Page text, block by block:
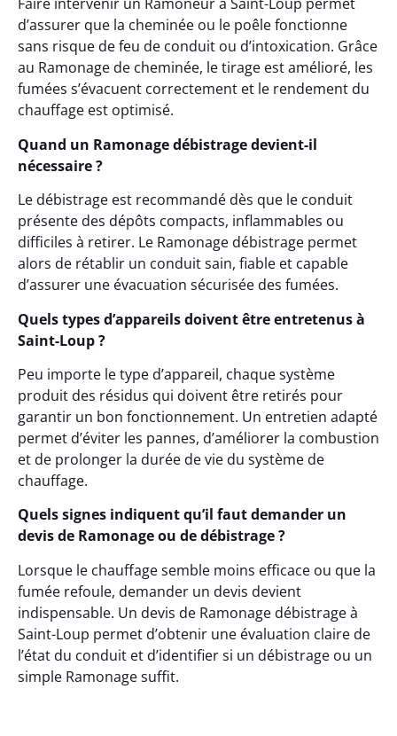
Faire intervenir un Ramoneur à Saint-Loup permet
d’assurer que la cheminée ou le poêle fonctionne
sans risque de feu de conduit ou d’intoxication. Grâce
au Ramonage de cheminée, le tirage est amélioré, les
fumées s’évacuent correctement et le rendement du
chauffage est optimisé.
Quand un Ramonage débistrage devient-il
nécessaire ?
Le débistrage est recommandé dès que le conduit
présente des dépôts compacts, inflammables ou
difficiles à retirer. Le Ramonage débistrage permet
alors de rétablir un conduit sain, fiable et capable
d’assurer une évacuation sécurisée des fumées.
Quels types d’appareils doivent être entretenus à
Saint-Loup ?
Peu importe le type d’appareil, chaque système
produit des résidus qui doivent être retirés pour
garantir un bon fonctionnement. Un entretien adapté
permet d’éviter les pannes, d’améliorer la combustion
et de prolonger la durée de vie du système de
chauffage.
Quels signes indiquent qu’il faut demander un
devis de Ramonage ou de débistrage ?
Lorsque le chauffage semble moins efficace ou que la
fumée refoule, demander un devis devient
indispensable. Un devis de Ramonage débistrage à
Saint-Loup permet d’obtenir une évaluation claire de
l’état du conduit et d’identifier si un débistrage ou un
simple Ramonage suffit.